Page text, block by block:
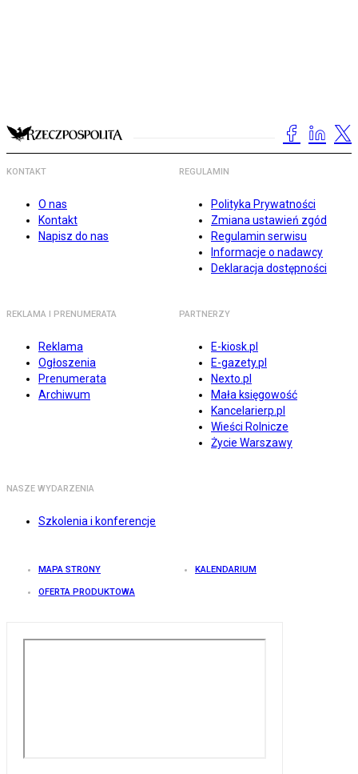
KONTAKT
O nas
Kontakt
Napisz do nas
REGULAMIN
Polityka Prywatności
Zmiana ustawień zgód
Regulamin serwisu
Informacje o nadawcy
Deklaracja dostępności
REKLAMA I PRENUMERATA
Reklama
Ogłoszenia
Prenumerata
Archiwum
PARTNERZY
E-kiosk.pl
E-gazety.pl
Nexto.pl
Mała księgowość
Kancelarierp.pl
Wieści Rolnicze
Życie Warszawy
NASZE WYDARZENIA
Szkolenia i konferencje
MAPA STRONY KALENDARIUM
OFERTA PRODUKTOWA